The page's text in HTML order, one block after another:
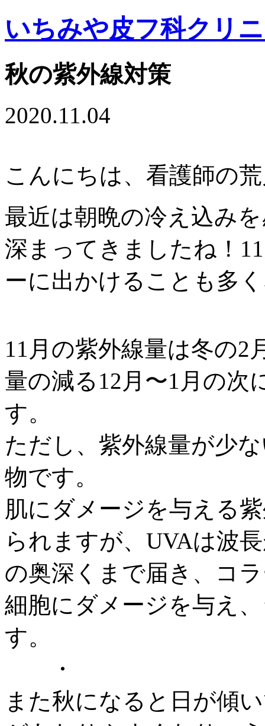
いちみや皮フ科クリ
秋の紫外線対策
2020.11.04
こんにちは、看護師の荒
最近は朝晩の冷え込み
深まってきましたね！
ーに出かけることも多
11月の紫外線量は冬の2
量の減る12月〜1月の次
す。
ただし、紫外線量が少
物です。
肌にダメージを与える
られますが、UVAは波
の奥深くまで届き、コ
細胞にダメージを与え
す。
・
また秋になると日が傾